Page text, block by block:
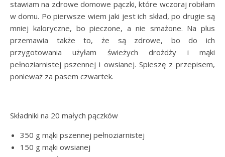
stawiam na zdrowe domowe pączki, które wczoraj robiłam
w domu. Po pierwsze wiem jaki jest ich skład, po drugie są
mniej kaloryczne, bo pieczone, a nie smażone. Na plus
przemawia także to, że są zdrowe, bo do ich
przygotowania użyłam świeżych drożdży i mąki
pełnoziarnistej pszennej i owsianej. Spieszę z przepisem,
ponieważ za pasem czwartek.
Składniki na 20 małych pączków
350 g mąki pszennej pełnoziarnistej
150 g mąki owsianej